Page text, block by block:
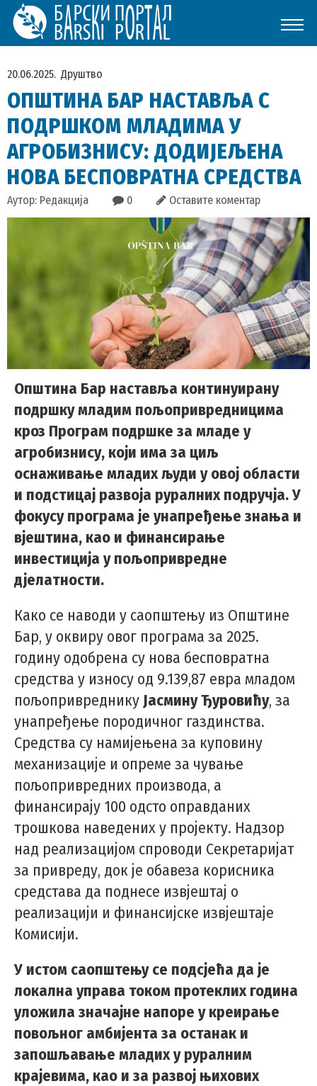
20.06.2025. Друштво
ОПШТИНА БАР НАСТАВЉА С
ПОДРШКОМ МЛАДИМА У
АГРОБИЗНИСУ: ДОДИЈЕЉЕНА
НОВА БЕСПОВРАТНА СРЕДСТВА
Аутор: Редакција 0 Оставите коментар
Општина Бар наставља континуирану
подршку младим пољопривредницима
кроз Програм подршке за младе у
агробизнису, који има за циљ
оснаживање младих људи у овој области
и подстицај развоја руралних подручја. У
фокусу програма је унапређење знања и
вјештина, као и финансирање
инвестиција у пољопривредне
дјелатности.
Како се наводи у саопштењу из Општине
Бар, у оквиру овог програма за 2025.
годину одобрена су нова бесповратна
средства у износу од 9.139,87 евра младом
пољопривреднику Јасмину Ђуровићу, за
унапређење породичног газдинства.
Средства су намијењена за куповину
механизације и опреме за чување
пољопривредних производа, а
финансирају 100 одсто оправданих
трошкова наведених у пројекту. Надзор
над реализацијом спроводи Секретаријат
за привреду, док је обавеза корисника
средстава да поднесе извјештај о
реализацији и финансијске извјештаје
Комисији.
У истом саопштењу се подсјећа да је
локална управа током протеклих година
уложила значајне напоре у креирање
повољног амбијента за останак и
запошљавање младих у руралним
крајевима, као и за развој њихових